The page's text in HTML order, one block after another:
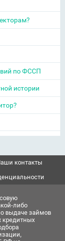
по ФССП
истории
контакты
либо
выдаче займов
кредитных